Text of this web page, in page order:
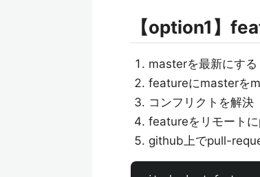
【option1】
masterを最新にする
featureにmasterを
コンフリクトを解決
featureをリモート
github上でpull-